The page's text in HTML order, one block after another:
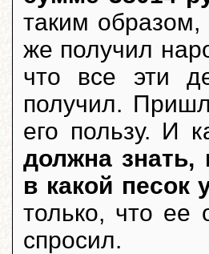
таким образом,
же получил
что все эти
получил.
его пользу. И
должна знать,
в какой песок
только, что ее
спросил.